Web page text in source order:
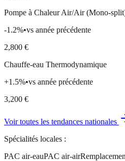
Pompe à Chaleur Air/Air (Mono-
-1.2%•vs année précédente
2,800 €
Chauffe-eau Thermodynamique
+1.5%•vs année précédente
3,200 €
Voir toutes les tendances nationales
Spécialités locales :
PAC air-eauPAC air-air